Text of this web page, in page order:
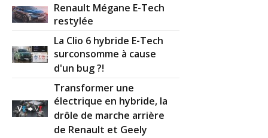
Renault Mégane E-Tech
restylée
La Clio 6 hybride E-Tech
surconsomme à cause
d'un bug ?!
Transformer une
électrique en hybride, la
drôle de marche arrière
de Renault et Geely